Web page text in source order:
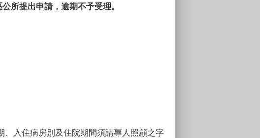
所提出申請，逾期不予受理。
入住病房別及住院期間須請專人照顧之字